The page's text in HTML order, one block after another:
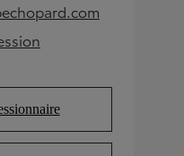
in new tab)
tab)
new tab)